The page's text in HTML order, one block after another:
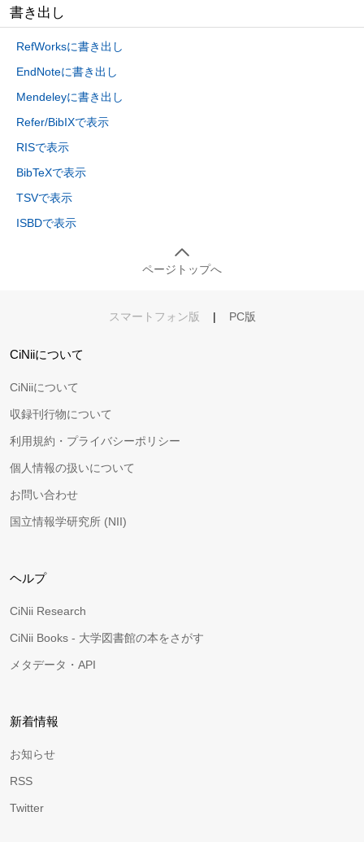
書き出し
RefWorksに書き出し
EndNoteに書き出し
Mendeleyに書き出し
Refer/BibIXで表示
RISで表示
BibTeXで表示
TSVで表示
ISBDで表示
ページトップへ
スマートフォン版 | PC版
CiNiiについて
CiNiiについて
収録刊行物について
利用規約・プライバシーポリシー
個人情報の扱いについて
お問い合わせ
国立情報学研究所 (NII)
ヘルプ
CiNii Research
CiNii Books - 大学図書館の本をさがす
メタデータ・API
新着情報
お知らせ
RSS
Twitter